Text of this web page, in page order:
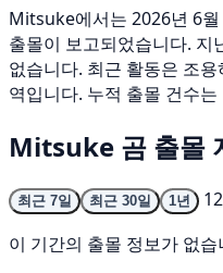
Mitsuke에서는 2026년 6
출몰이 보고되었습니다. 지
없습니다. 최근 활동은 조
역입니다. 누적 출몰 건수
Mitsuke 곰 출몰
최근 7일 최근 30일 1년
이 기간의 출몰 정보가 없습